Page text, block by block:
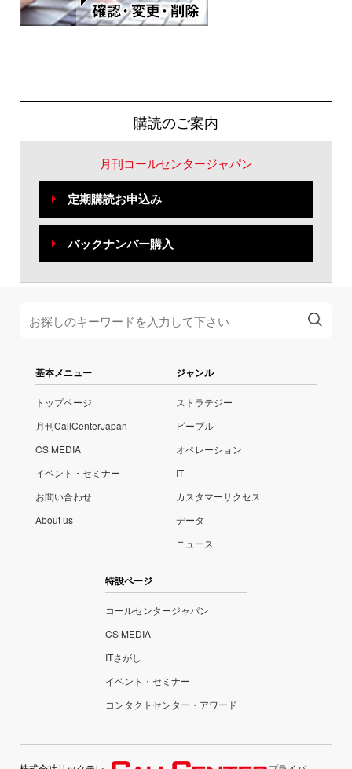
購読のご案内
月刊コールセンタージャパン
定期購読お申込み
バックナンバー購入
基本メニュー
トップページ
月刊CallCenterJapan
CS MEDIA
イベント・セミナー
お問い合わせ
About us
ジャンル
ストラテジー
ピープル
オペレーション
IT
カスタマーサクセス
データ
ニュース
特設ページ
コールセンタージャパン
CS MEDIA
ITさがし
イベント・セミナー
コンタクトセンター・アワード